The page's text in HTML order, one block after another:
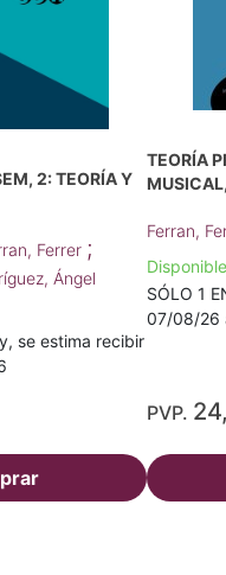
2: TEORÍA Y
Ferrer ;
Ángel
se estima recibir
TEORÍA
Ferran,
Disponible
SÓLO 1
07/08/26
PVP.